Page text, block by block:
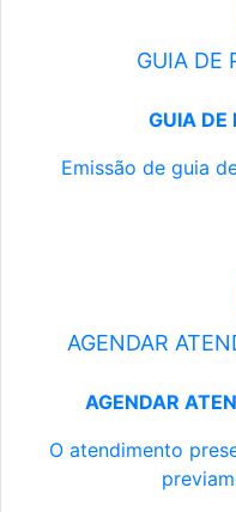
GUIA DE
GUIA DE
Emissão de guia
AGENDAR
AGENDAR
O atendimento